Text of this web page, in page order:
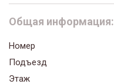
Общая информация:
Номер
Подъезд
Этаж